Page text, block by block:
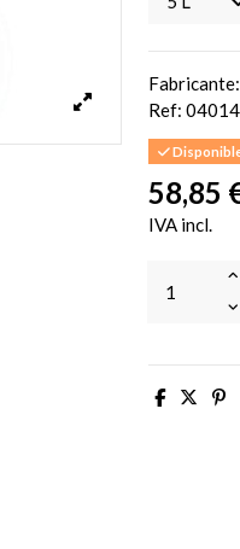
Ref:
58,85
IVA incl.